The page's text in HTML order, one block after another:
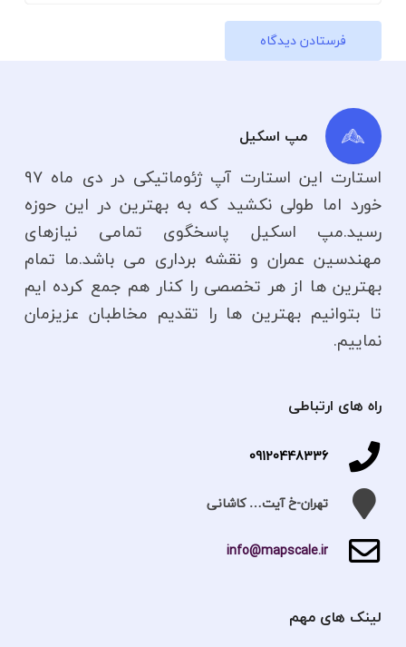
فرستادن دیدگاه
مپ اسکیل
استارت این استارت آپ ژئوماتیکی در دی ماه ۹۷
خورد اما طولی نکشید که به بهترین در این حوزه
رسید.مپ اسکیل پاسخگوی تمامی نیازهای
مهندسین عمران و نقشه برداری می باشد.ما تمام
بهترین ها از هر تخصصی را کنار هم جمع کرده ایم
تا بتوانیم بهترین ها را تقدیم مخاطبان عزیزمان
نماییم.
راه های ارتباطی
09120448336
تهران-خ آیت… کاشانی
info@mapscale.ir
لینک های مهم